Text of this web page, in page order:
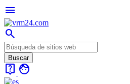
menu
search
live_help face